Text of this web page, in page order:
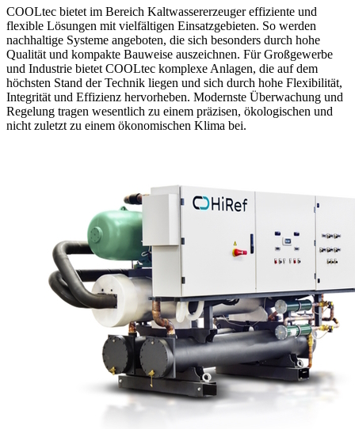
COOLtec bietet im Bereich Kaltwassererzeuger effiziente und
flexible Lösungen mit vielfältigen Einsatzgebieten. So werden
nachhaltige Systeme angeboten, die sich besonders durch hohe
Qualität und kompakte Bauweise auszeichnen. Für Großgewerbe
und Industrie bietet COOLtec komplexe Anlagen, die auf dem
höchsten Stand der Technik liegen und sich durch hohe Flexibilität,
Integrität und Effizienz hervorheben. Modernste Überwachung und
Regelung tragen wesentlich zu einem präzisen, ökologischen und
nicht zuletzt zu einem ökonomischen Klima bei.